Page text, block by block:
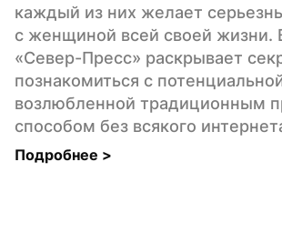
каждый из них желает
с женщиной всей своей жизни.
«Север-Пресс» раскрывает
познакомиться с
возлюбленной традиционным
способом без всякого
Подробнее >